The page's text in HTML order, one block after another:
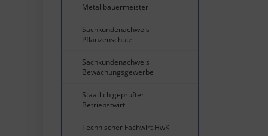
Metallbauermeister
Sachkundenachweis
Pflanzenschutz
Sachkundenachweis
Bewachungsgewerbe
Staatlich geprüfter
Betriebstwirt
Technischer Fachwirt HwK